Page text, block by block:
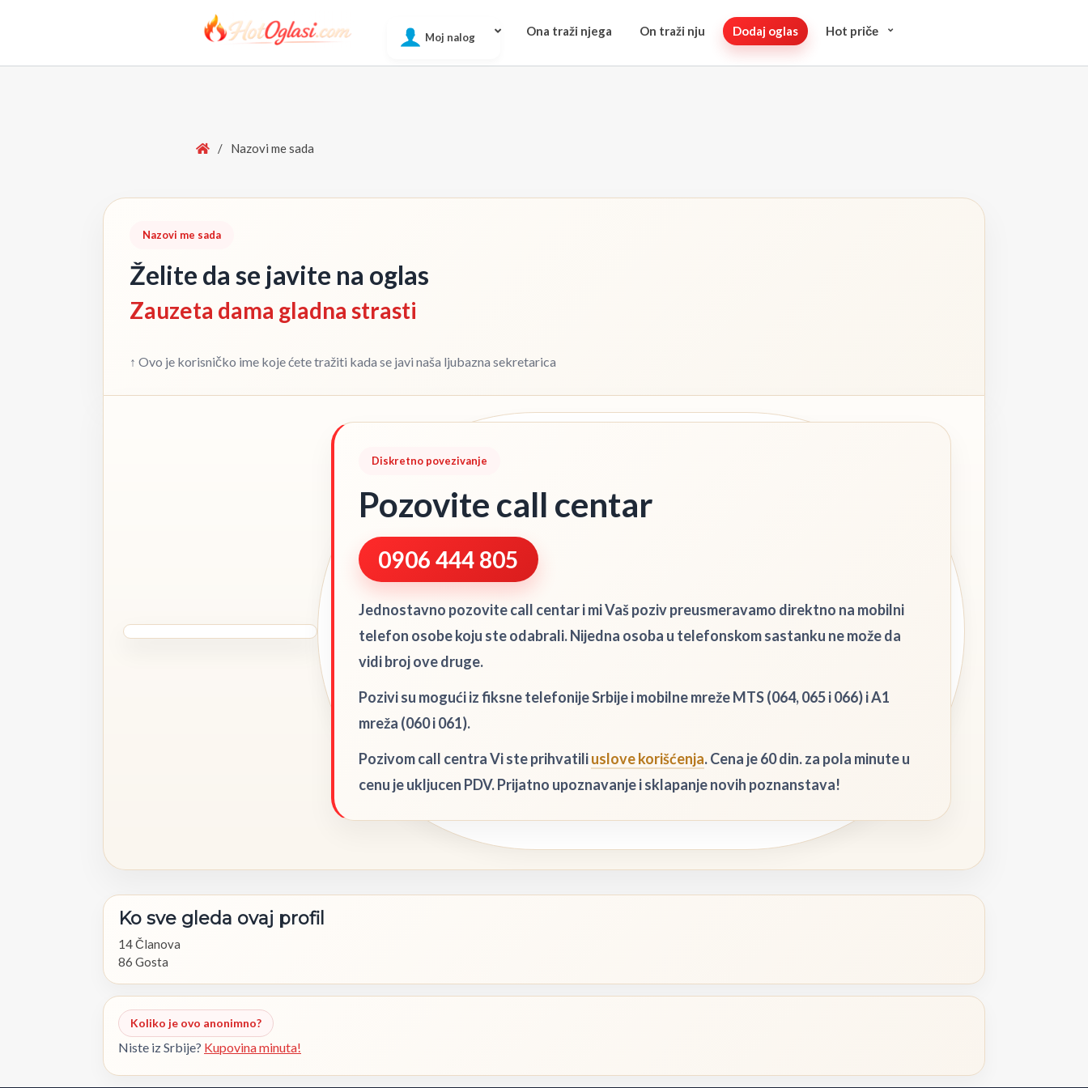
Moj nalog Ona traži njega On traži nju Dodaj oglas Hot pričе
Home
/ Nazovi me sada
Nazovi me sada
Želite da se javite na oglas
Zauzeta dama gladna strasti
↑ Ovo je korisničko ime koje ćete tražiti kada se javi naša ljubazna sekretarica
Diskretno povezivanje
Pozovite call centar
0906 444 805
Jednostavno pozovite call centar i mi Vaš poziv preusmeravamo direktno na mobilni
telefon osobe koju ste odabrali. Nijedna osoba u telefonskom sastanku ne može da
vidi broj ove druge.
Pozivi su mogući iz fiksne telefonije Srbije i mobilne mreže MTS (064, 065 i 066) i A1
mreža (060 i 061).
Pozivom call centra Vi ste prihvatiliuslove korišćenja. Cena je 60 din. za pola minute u
cenu je ukljucen PDV. Prijatno upoznavanje i sklapanje novih poznanstava!
Ko sve gleda ovaj profil
14 Članova
86 Gosta
Koliko je ovo anonimno?
Niste iz Srbije? Kupovina minuta!